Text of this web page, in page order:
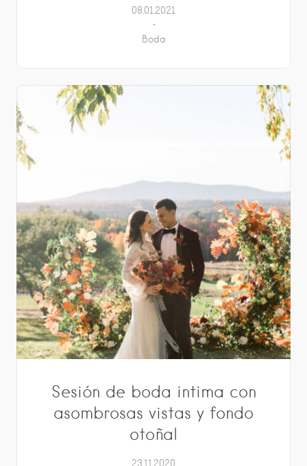
08.01.2021
Boda
Sesión de boda intima con
asombrosas vistas y fondo
otoñal
23.11.2020